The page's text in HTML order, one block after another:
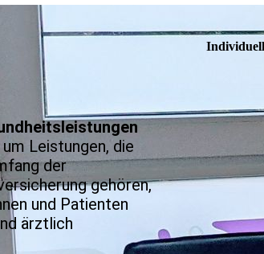
Leistungen, die
der
gehören,
und Patienten
ärztlich